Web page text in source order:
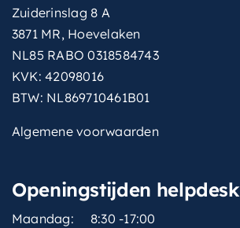
Zuiderinslag 8 A
3871 MR, Hoevelaken
NL85 RABO 0318584743
KVK: 42098016
BTW: NL869710461B01
Algemene voorwaarden
Openingstijden helpdesk
Maandag:
8:30 -17:00